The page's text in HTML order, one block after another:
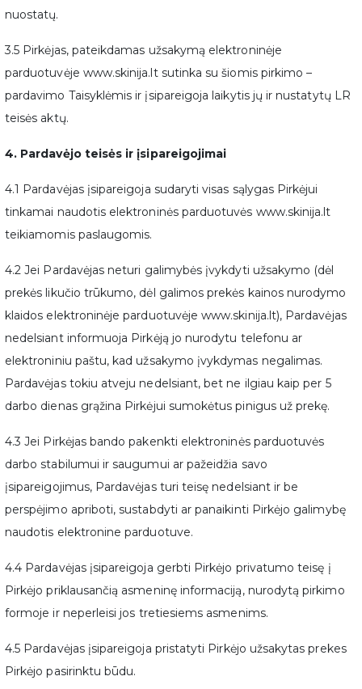
nuostatų.
3.5 Pirkėjas, pateikdamas užsakymą elektroninėje
parduotuvėje www.skinija.lt sutinka su šiomis pirkimo –
pardavimo Taisyklėmis ir įsipareigoja laikytis jų ir nustatytų LR
teisės aktų.
4. Pardavėjo teisės ir įsipareigojimai
4.1 Pardavėjas įsipareigoja sudaryti visas sąlygas Pirkėjui
tinkamai naudotis elektroninės parduotuvės www.skinija.lt
teikiamomis paslaugomis.
4.2 Jei Pardavėjas neturi galimybės įvykdyti užsakymo (dėl
prekės likučio trūkumo, dėl galimos prekės kainos nurodymo
klaidos elektroninėje parduotuvėje www.skinija.lt), Pardavėjas
nedelsiant informuoja Pirkėją jo nurodytu telefonu ar
elektroniniu paštu, kad užsakymo įvykdymas negalimas.
Pardavėjas tokiu atveju nedelsiant, bet ne ilgiau kaip per 5
darbo dienas grąžina Pirkėjui sumokėtus pinigus už prekę.
4.3 Jei Pirkėjas bando pakenkti elektroninės parduotuvės
darbo stabilumui ir saugumui ar pažeidžia savo
įsipareigojimus, Pardavėjas turi teisę nedelsiant ir be
perspėjimo apriboti, sustabdyti ar panaikinti Pirkėjo galimybę
naudotis elektronine parduotuve.
4.4 Pardavėjas įsipareigoja gerbti Pirkėjo privatumo teisę į
Pirkėjo priklausančią asmeninę informaciją, nurodytą pirkimo
formoje ir neperleisi jos tretiesiems asmenims.
4.5 Pardavėjas įsipareigoja pristatyti Pirkėjo užsakytas prekes
Pirkėjo pasirinktu būdu.